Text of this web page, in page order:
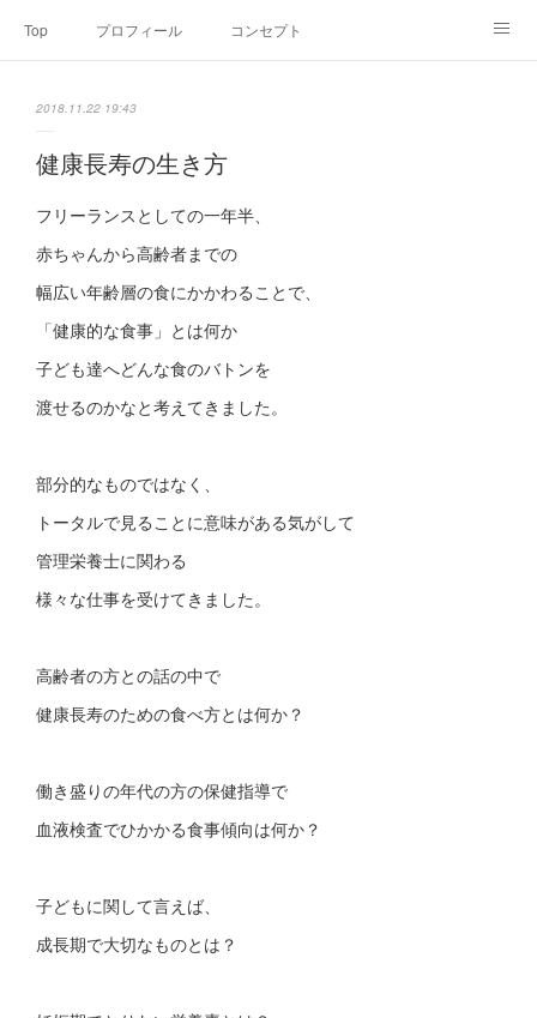
Top プロフィール コンセプト
SNS
2018.11.22 19:43
健康長寿の生き方
フリーランスとしての一年半、
赤ちゃんから高齢者までの
幅広い年齢層の食にかかわることで、
「健康的な食事」とは何か
子ども達へどんな食のバトンを
渡せるのかなと考えてきました。
部分的なものではなく、
トータルで見ることに意味がある気がして
管理栄養士に関わる
様々な仕事を受けてきました。
高齢者の方との話の中で
健康長寿のための食べ方とは何か？
働き盛りの年代の方の保健指導で
血液検査でひかかる食事傾向は何か？
子どもに関して言えば、
成長期で大切なものとは？